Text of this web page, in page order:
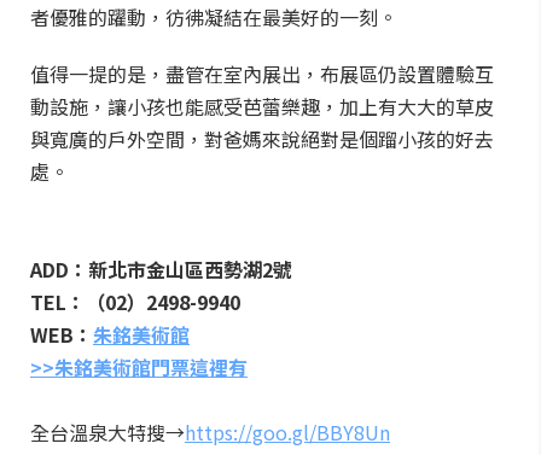
者優雅的躍動，彷彿凝結在最美好的一刻。
值得一提的是，盡管在室內展出，布展區仍設置體驗互
動設施，讓小孩也能感受芭蕾樂趣，加上有大大的草皮
與寬廣的戶外空間，對爸媽來說絕對是個蹓小孩的好去
處。
ADD：新北市金山區西勢湖2號
TEL：（02）2498-9940
WEB： 朱銘美術館
>>朱銘美術館門票這裡有
全台溫泉大特搜→https://goo.gl/BBY8Un